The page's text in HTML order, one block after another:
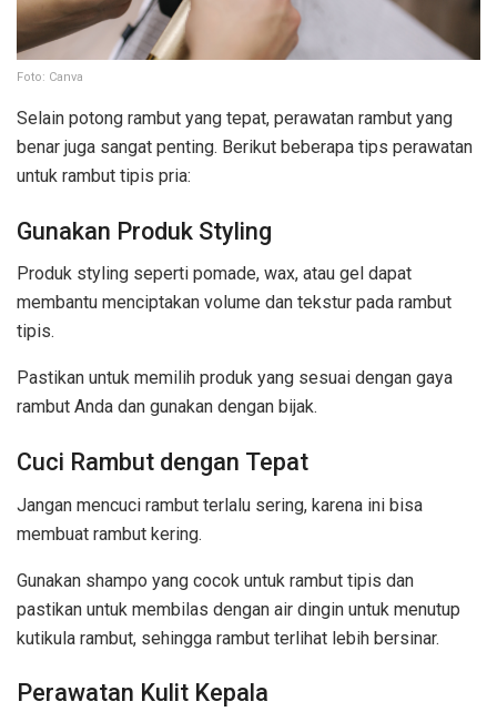
Foto: Canva
Selain potong rambut yang tepat, perawatan rambut yang
benar juga sangat penting. Berikut beberapa tips perawatan
untuk rambut tipis pria:
Gunakan Produk Styling
Produk styling seperti pomade, wax, atau gel dapat
membantu menciptakan volume dan tekstur pada rambut
tipis.
Pastikan untuk memilih produk yang sesuai dengan gaya
rambut Anda dan gunakan dengan bijak.
Cuci Rambut dengan Tepat
Jangan mencuci rambut terlalu sering, karena ini bisa
membuat rambut kering.
Gunakan shampo yang cocok untuk rambut tipis dan
pastikan untuk membilas dengan air dingin untuk menutup
kutikula rambut, sehingga rambut terlihat lebih bersinar.
Perawatan Kulit Kepala